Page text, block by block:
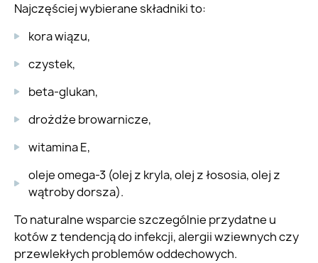
Najczęściej wybierane składniki to:
kora wiązu,
czystek,
beta-glukan,
drożdże browarnicze,
witamina E,
oleje omega-3 (olej z kryla, olej z łososia, olej z
wątroby dorsza).
To naturalne wsparcie szczególnie przydatne u
kotów z tendencją do infekcji, alergii wziewnych czy
przewlekłych problemów oddechowych.